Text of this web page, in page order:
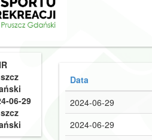
06-29
Data
2024-06-29
2024-06-29